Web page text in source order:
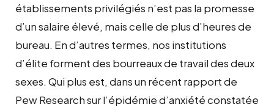
établissements privilégiés n’est pas la promesse
d’un salaire élevé, mais celle de plus d’heures de
bureau. En d’autres termes, nos institutions
d’élite forment des bourreaux de travail des deux
sexes. Qui plus est, dans un récent rapport de
Pew Research sur l’épidémie d’anxiété constatée